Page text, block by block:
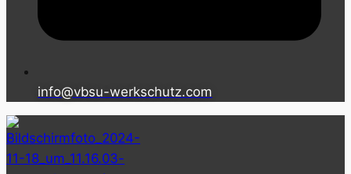
info@vbsu-werkschutz.com